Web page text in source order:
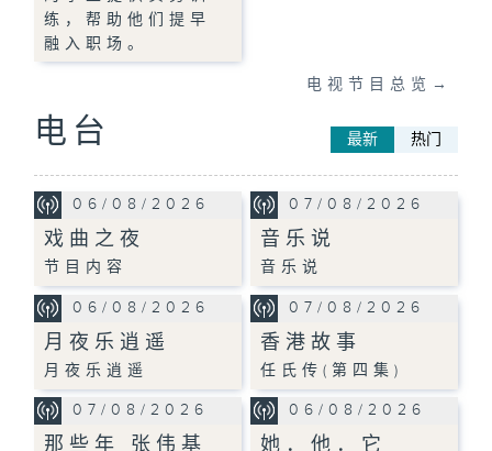
练，帮助他们提早
融入职场。
电视节目总览 →
电台 最新 热门
06/08/2026
戏曲之夜
节目内容
07/08/2026
音乐说
音乐说
06/08/2026
月夜乐逍遥
月夜乐逍遥
07/08/2026
香港故事
任氏传(第四集)
07/08/2026
那些年 张伟基
06/08/2026
她．他．它